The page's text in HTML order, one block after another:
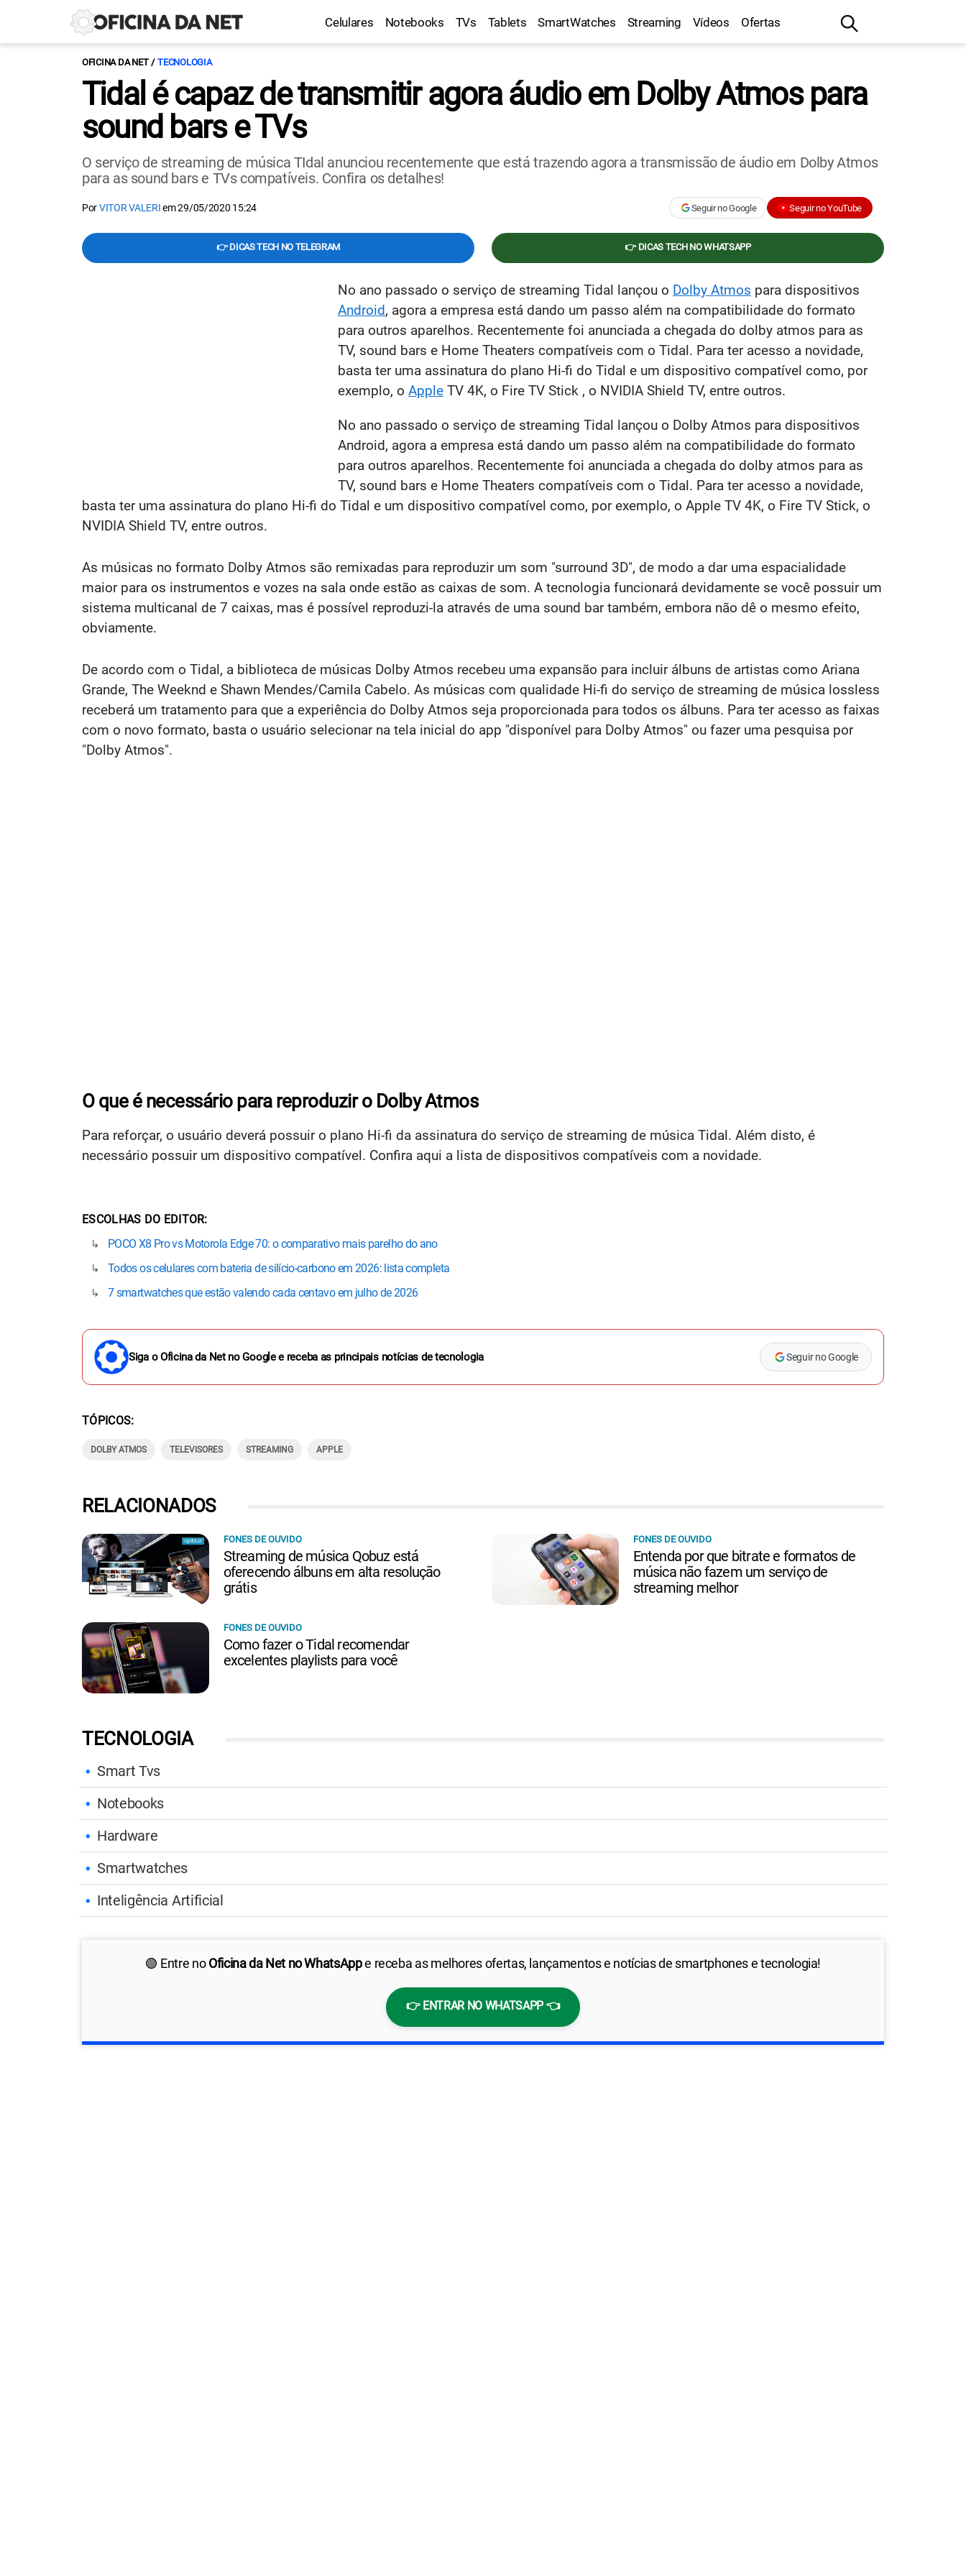
Celulares Notebooks TVs Tablets SmartWatches Streaming Vídeos Ofertas
OFICINA DA NET TECNOLOGIA
Tidal é capaz de transmitir agora áudio em Dolby Atmos para
sound bars e TVs
O serviço de streaming de música TIdal anunciou recentemente que está trazendo agora a transmissão de áudio em Dolby Atmos
para as sound bars e TVs compatíveis. Confira os detalhes!
PorVITOR VALERIem29/05/2020 15:24 Seguir no Google Seguir no YouTube
👉 DICAS TECH NO TELEGRAM 👉 DICAS TECH NO WHATSAPP
No ano passado o serviço de streaming Tidal lançou o Dolby Atmos para dispositivos
Android, agora a empresa está dando um passo além na compatibilidade do formato
para outros aparelhos. Recentemente foi anunciada a chegada do dolby atmos para as
TV, sound bars e Home Theaters compatíveis com o Tidal. Para ter acesso a novidade,
basta ter uma assinatura do plano Hi-fi do Tidal e um dispositivo compatível como, por
exemplo, o Apple TV 4K, o Fire TV Stick , o NVIDIA Shield TV, entre outros.
No ano passado o serviço de streaming Tidal lançou o Dolby Atmos para dispositivos
Android, agora a empresa está dando um passo além na compatibilidade do formato
para outros aparelhos. Recentemente foi anunciada a chegada do dolby atmos para as
TV, sound bars e Home Theaters compatíveis com o Tidal. Para ter acesso a novidade,
basta ter uma assinatura do plano Hi-fi do Tidal e um dispositivo compatível como, por exemplo, o Apple TV 4K, o Fire TV Stick, o
NVIDIA Shield TV, entre outros.
As músicas no formato Dolby Atmos são remixadas para reproduzir um som "surround 3D", de modo a dar uma espacialidade
maior para os instrumentos e vozes na sala onde estão as caixas de som. A tecnologia funcionará devidamente se você possuir um
sistema multicanal de 7 caixas, mas é possível reproduzi-la através de uma sound bar também, embora não dê o mesmo efeito,
obviamente.
De acordo com o Tidal, a biblioteca de músicas Dolby Atmos recebeu uma expansão para incluir álbuns de artistas como Ariana
Grande, The Weeknd e Shawn Mendes/Camila Cabelo. As músicas com qualidade Hi-fi do serviço de streaming de música lossless
receberá um tratamento para que a experiência do Dolby Atmos seja proporcionada para todos os álbuns. Para ter acesso as faixas
com o novo formato, basta o usuário selecionar na tela inicial do app "disponível para Dolby Atmos" ou fazer uma pesquisa por
"Dolby Atmos".
O que é necessário para reproduzir o Dolby Atmos
Para reforçar, o usuário deverá possuir o plano Hi-fi da assinatura do serviço de streaming de música Tidal. Além disto, é
necessário possuir um dispositivo compatível. Confira aqui a lista de dispositivos compatíveis com a novidade.
ESCOLHAS DO EDITOR
POCO X8 Pro vs Motorola Edge 70: o comparativo mais parelho do ano
Todos os celulares com bateria de silício-carbono em 2026: lista completa
7 smartwatches que estão valendo cada centavo em julho de 2026
Siga o Oficina da Net no Google e receba as principais notícias de tecnologia Seguir no Google
TÓPICOS
DOLBY ATMOS TELEVISORES STREAMING APPLE
TECNOLOGIA
Smart Tvs
Notebooks
Hardware
Smartwatches
Inteligência Artificial
🟢 Entre noOficina da Net no WhatsAppe receba as melhores ofertas, lançamentos e notícias de smartphones e tecnologia!
👉 ENTRAR NO WHATSAPP 👈
RELACIONADOS
FONES DE OUVIDO
Streaming de música Qobuz está
oferecendo álbuns em alta resolução
grátis
FONES DE OUVIDO
Entenda por que bitrate e formatos de
música não fazem um serviço de
streaming melhor
FONES DE OUVIDO
Como fazer o Tidal recomendar
excelentes playlists para você